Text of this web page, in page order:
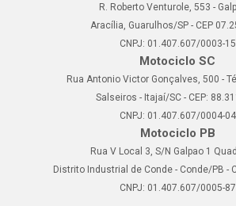
R. Roberto Venturole, 553 -
Aracília, Guarulhos/SP - CEP
CNPJ: 01.407.607/0003-15
Motociclo SC
Rua Antonio Victor Gonçalves, 500 -
Salseiros - Itajaí/SC - CEP:
CNPJ: 01.407.607/0004-04
Motociclo PB
Rua V Local 3, S/N Galpao 1
Distrito Industrial de Conde - Conde/PB -
CNPJ: 01.407.607/0005-87